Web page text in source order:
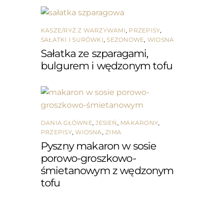
KASZE/RYŻ Z WARZYWAMI, PRZEPISY,
SAŁATKI I SURÓWKI,SEZONOWE, WIOSNA
Sałatka ze szparagami,
bulgurem i wędzonym tofu
DANIA GŁÓWNE,JESIEŃ , MAKARONY,
PRZEPISY,WIOSNA , ZIMA
Pyszny makaron w sosie
porowo-groszkowo-
śmietanowym z wędzonym
tofu